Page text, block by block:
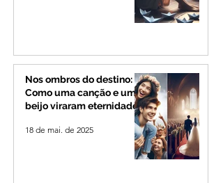
Nos ombros do destino:
Como uma canção e um
beijo viraram eternidade
18 de mai. de 2025